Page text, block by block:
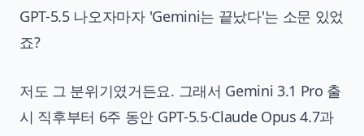
GPT-5.5 나오자마자 'Gemini는 끝났다'는 소문 있었
죠?
저도 그 분위기였거든요. 그래서 Gemini 3.1 Pro 출
시 직후부터 6주 동안 GPT-5.5·Claude Opus 4.7과